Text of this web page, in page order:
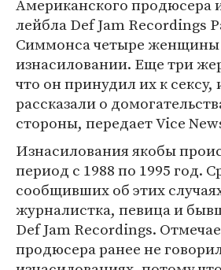
Американского продюсера
лейбла Def Jam Recordings
Симмонса четыре женщины
изнасиловании. Еще три
что он принудил их к сексу,
рассказали о
стороны, передает Vice
Изнасилования якобы
период с 1988 по 1995 год.
сообщивших об этих
журналистка, певица и
Def Jam Recordings.
продюсера ранее не